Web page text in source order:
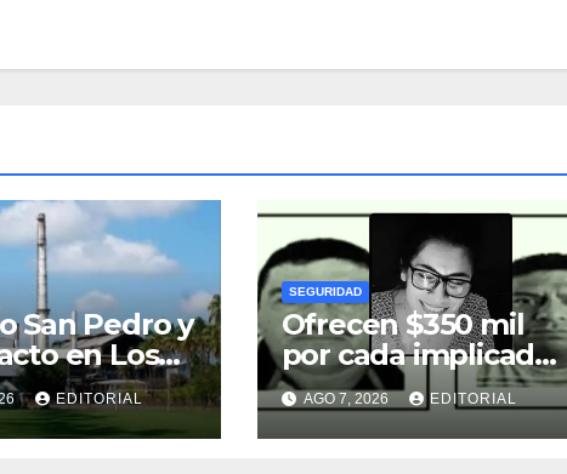
San Pedro y
en Los
EDITORIAL
SEGURIDAD
Ofrecen $350 mil
por cada implicado
en crimen de
Avisack Douglas
AGO 7, 2026 EDITORIAL